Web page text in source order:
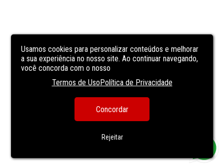
Usamos cookies para personalizar conteúdos e melhorar
a sua experiência no nosso site. Ao continuar navegando,
você concorda com o nosso
Termos de UsoPolítica de Privacidade
Concordar
Rejeitar